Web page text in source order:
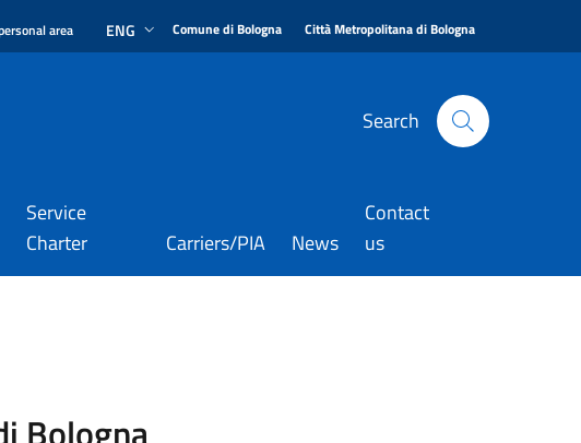
area ENG Comune di Bologna Città Metropolitana di Bologna
Search
Service
Charter
Carriers/PIA News
Contact
us